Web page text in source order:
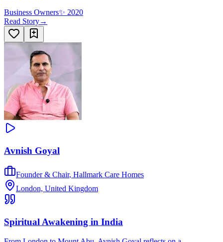
Business Owners✨ 2020
Read Story→
Avnish Goyal
Founder & Chair, Hallmark Care Homes
London, United Kingdom
Spiritual Awakening in India